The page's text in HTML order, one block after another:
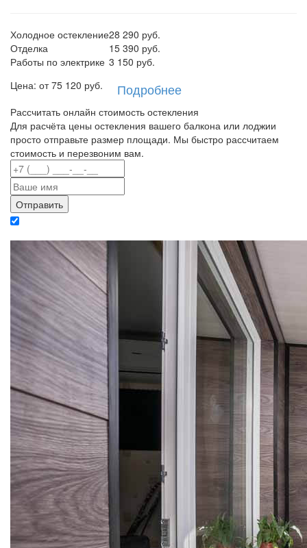
Холодное остекление28 290 руб.
Отделка
15 390 руб.
Работы по электрике 3 150 руб.
Цена: от75 120 руб. Подробнее
Рассчитать онлайн стоимость остекления
Для расчёта цены остекления вашего балкона или лоджии
просто отправьте размер площади. Мы быстро рассчитаем
стоимость и перезвоним вам.